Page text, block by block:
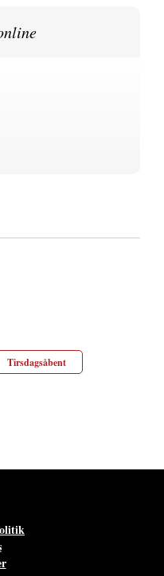
Tirsdagsåbent